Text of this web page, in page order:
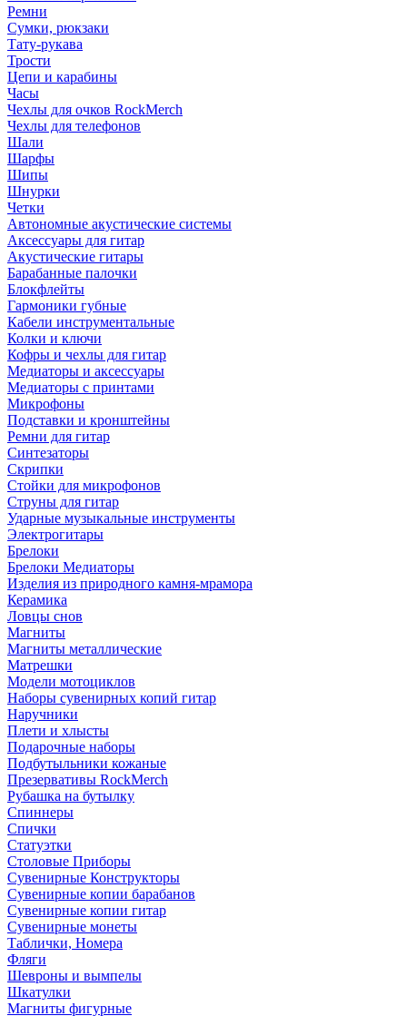
Ремни
Сумки, рюкзаки
Тату-рукава
Трости
Цепи и карабины
Часы
Чехлы для очков RockMerch
Чехлы для телефонов
Шали
Шарфы
Шипы
Шнурки
Четки
Автономные акустические системы
Аксессуары для гитар
Акустические гитары
Барабанные палочки
Блокфлейты
Гармоники губные
Кабели инструментальные
Колки и ключи
Кофры и чехлы для гитар
Медиаторы и аксессуары
Медиаторы с принтами
Микрофоны
Подставки и кронштейны
Ремни для гитар
Синтезаторы
Скрипки
Стойки для микрофонов
Струны для гитар
Ударные музыкальные инструменты
Электрогитары
Брелоки
Брелоки Медиаторы
Изделия из природного камня-мрамора
Керамика
Ловцы снов
Магниты
Магниты металлические
Матрешки
Модели мотоциклов
Наборы сувенирных копий гитар
Наручники
Плети и хлысты
Подарочные наборы
Подбутыльники кожаные
Презервативы RockMerch
Рубашка на бутылку
Спиннеры
Спички
Статуэтки
Столовые Приборы
Сувенирные Конструкторы
Сувенирные копии барабанов
Сувенирные копии гитар
Сувенирные монеты
Таблички, Номера
Фляги
Шевроны и вымпелы
Шкатулки
Магниты фигурные